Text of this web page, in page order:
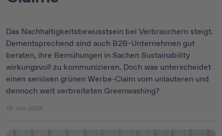
Das Nachhaltigkeitsbewusstsein bei Verbrauchern steigt.
Dementsprechend sind auch B2B-Unternehmen gut
beraten, ihre Bemühungen in Sachen Sustainability
wirkungsvoll zu kommunizieren. Doch was unterscheidet
einen seriösen grünen Werbe-Claim vom unlauteren und
dennoch weit verbreiteten Greenwashing?
19. Juni 2024